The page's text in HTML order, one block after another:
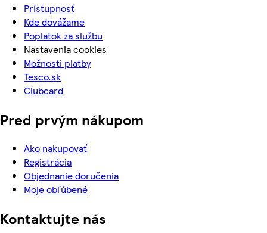
Prístupnosť
Kde dovážame
Poplatok za službu
Nastavenia cookies
Možnosti platby
Tesco.sk
Clubcard
Pred prvým nákupom
Ako nakupovať
Registrácia
Objednanie doručenia
Moje obľúbené
Kontaktujte nás